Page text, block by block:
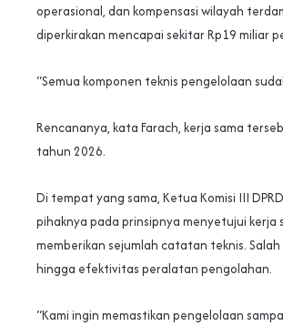
operasional, dan kompensasi wilayah
diperkirakan mencapai sekitar Rp19 miliar
“Semua komponen teknis pengelolaan
Rencananya, kata Farach, kerja sama
tahun 2026.
Di tempat yang sama, Ketua Komisi III
pihaknya pada prinsipnya menyetujui kerja
memberikan sejumlah catatan teknis.
hingga efektivitas peralatan pengolahan.
“Kami ingin memastikan pengelolaan